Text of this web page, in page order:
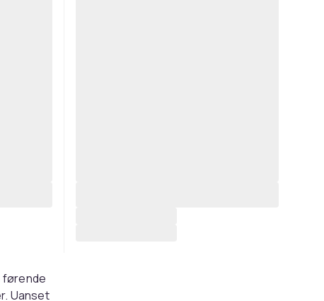
førende
Uanset